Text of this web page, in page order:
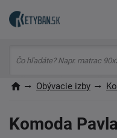
Obývacie izby
Komoda